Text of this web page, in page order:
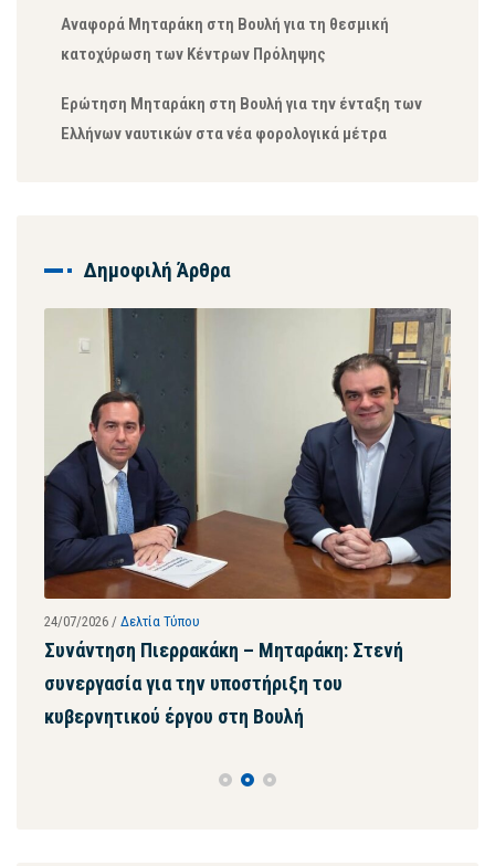
Αναφορά Μηταράκη στη Βουλή για τη θεσμική
κατοχύρωση των Κέντρων Πρόληψης
Ερώτηση Μηταράκη στη Βουλή για την ένταξη των
Ελλήνων ναυτικών στα νέα φορολογικά μέτρα
Δημοφιλή Άρθρα
24/07/2026 / Δελτία Τύπου
Συνάντηση Πιερρακάκη – Μηταράκη: Στενή
συνεργασία για την υποστήριξη του
κυβερνητικού έργου στη Βουλή